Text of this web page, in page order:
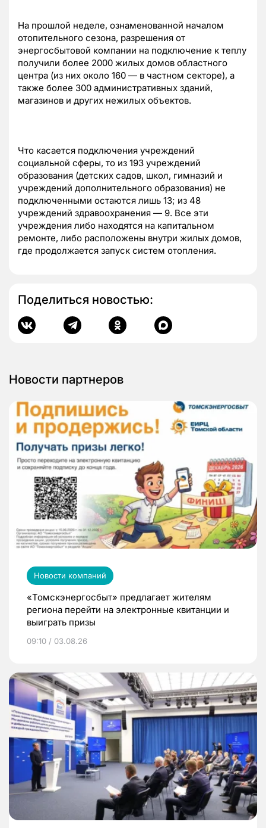
На прошлой неделе, ознаменованной началом
отопительного сезона, разрешения от
энергосбытовой компании на подключение к теплу
получили более 2000 жилых домов областного
центра (из них около 160 — в частном секторе), а
также более 300 административных зданий,
магазинов и других нежилых объектов.
Что касается подключения учреждений
социальной сферы, то из 193 учреждений
образования (детских садов, школ, гимназий и
учреждений дополнительного образования) не
подключенными остаются лишь 13; из 48
учреждений здравоохранения — 9. Все эти
учреждения либо находятся на капитальном
ремонте, либо расположены внутри жилых домов,
где продолжается запуск систем отопления.
Поделиться новостью:
Новости партнеров
Новости компаний
«Томскэнергосбыт» предлагает жителям
региона перейти на электронные квитанции и
выиграть призы
09:10 / 03.08.26